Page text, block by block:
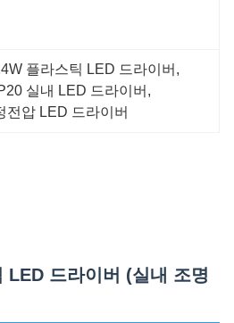
플라스틱 LED 드라이버 ,
실내 LED 드라이버 ,
전압 LED 드라이버
LED 드라이버 (실내 조명